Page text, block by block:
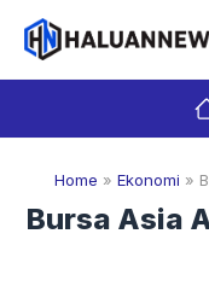
Langsung
isi
Home » Ekonomi »
Bursa Asia